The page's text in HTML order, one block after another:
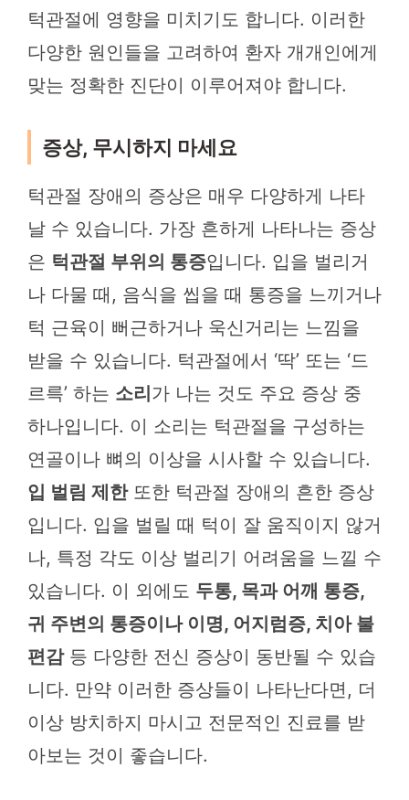
턱관절에 영향을 미치기도 합니다. 이러한
다양한 원인들을 고려하여 환자 개개인에게
맞는 정확한 진단이 이루어져야 합니다.
증상, 무시하지 마세요
턱관절 장애의 증상은 매우 다양하게 나타
날 수 있습니다. 가장 흔하게 나타나는 증상
은 턱관절 부위의 통증입니다. 입을 벌리거
나 다물 때, 음식을 씹을 때 통증을 느끼거나
턱 근육이 뻐근하거나 욱신거리는 느낌을
받을 수 있습니다. 턱관절에서 ‘딱’ 또는 ‘드
르륵’ 하는 소리가 나는 것도 주요 증상 중
하나입니다. 이 소리는 턱관절을 구성하는
연골이나 뼈의 이상을 시사할 수 있습니다.
입 벌림 제한또한 턱관절 장애의 흔한 증상
입니다. 입을 벌릴 때 턱이 잘 움직이지 않거
나, 특정 각도 이상 벌리기 어려움을 느낄 수
있습니다. 이 외에도 두통, 목과 어깨 통증,
귀 주변의 통증이나 이명, 어지럼증, 치아 불
편감등 다양한 전신 증상이 동반될 수 있습
니다. 만약 이러한 증상들이 나타난다면, 더
이상 방치하지 마시고 전문적인 진료를 받
아보는 것이 좋습니다.